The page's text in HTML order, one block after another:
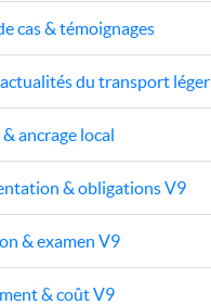
cas & témoignages
du transport léger
ancrage local
& obligations V9
& examen V9
& coût V9